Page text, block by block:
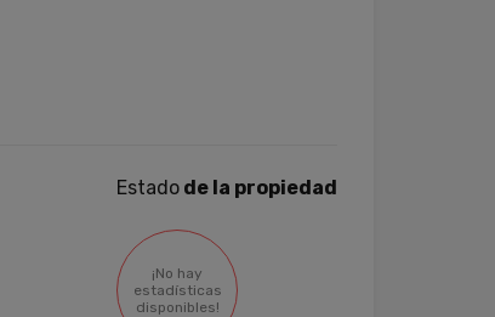
Estado de la propiedad
¡No hay
estadísticas
disponibles!